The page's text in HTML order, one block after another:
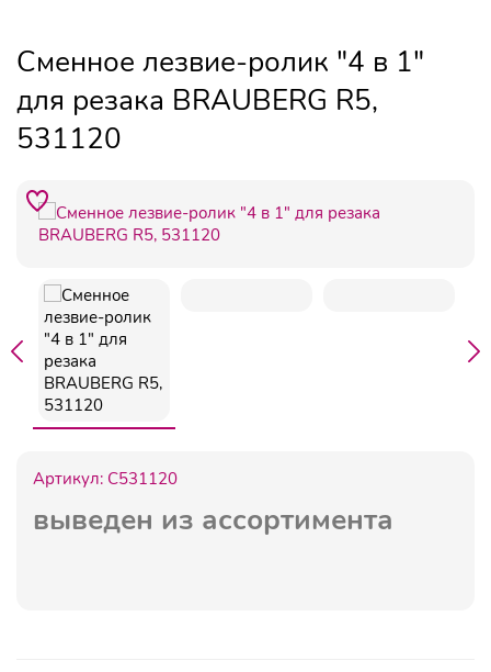
Сменное лезвие-ролик "4 в 1"
для резака BRAUBERG R5,
531120
Артикул: C531120
выведен из ассортимента